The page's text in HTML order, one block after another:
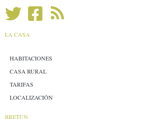
LA CASA
HABITACIONES
CASA RURAL
TARIFAS
LOCALIZACIÓN
BRETÚN